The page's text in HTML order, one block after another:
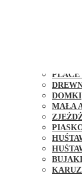
PLACE
DOMKI
MAŁA
BUJAKI